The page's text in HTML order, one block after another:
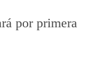
por primera